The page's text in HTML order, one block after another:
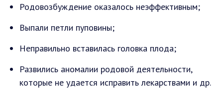
Родовозбуждение оказалось неэффективным;
Выпали петли пуповины;
Неправильно вставилась головка плода;
Развились аномалии родовой деятельности,
которые не удается исправить лекарствами и др.